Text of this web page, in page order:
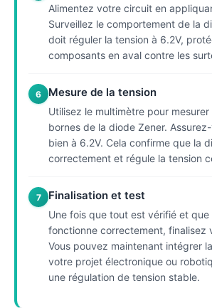
Alimentez votre circuit en
Surveillez le comportement de la
doit réguler la tension à 6.2V,
composants en aval contre les
6 Mesure de la tension
Utilisez le multimètre pour
bornes de la diode Zener.
bien à 6.2V. Cela confirme que la
correctement et régule la tension
7 Finalisation et test
Une fois que tout est vérifié et que
fonctionne correctement, finalisez
Vous pouvez maintenant intégrer
votre projet électronique ou
une régulation de tension stable.